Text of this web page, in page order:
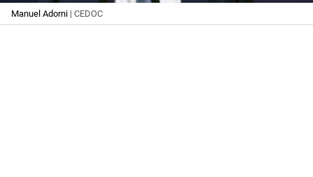
Manuel Adorni | CEDOC